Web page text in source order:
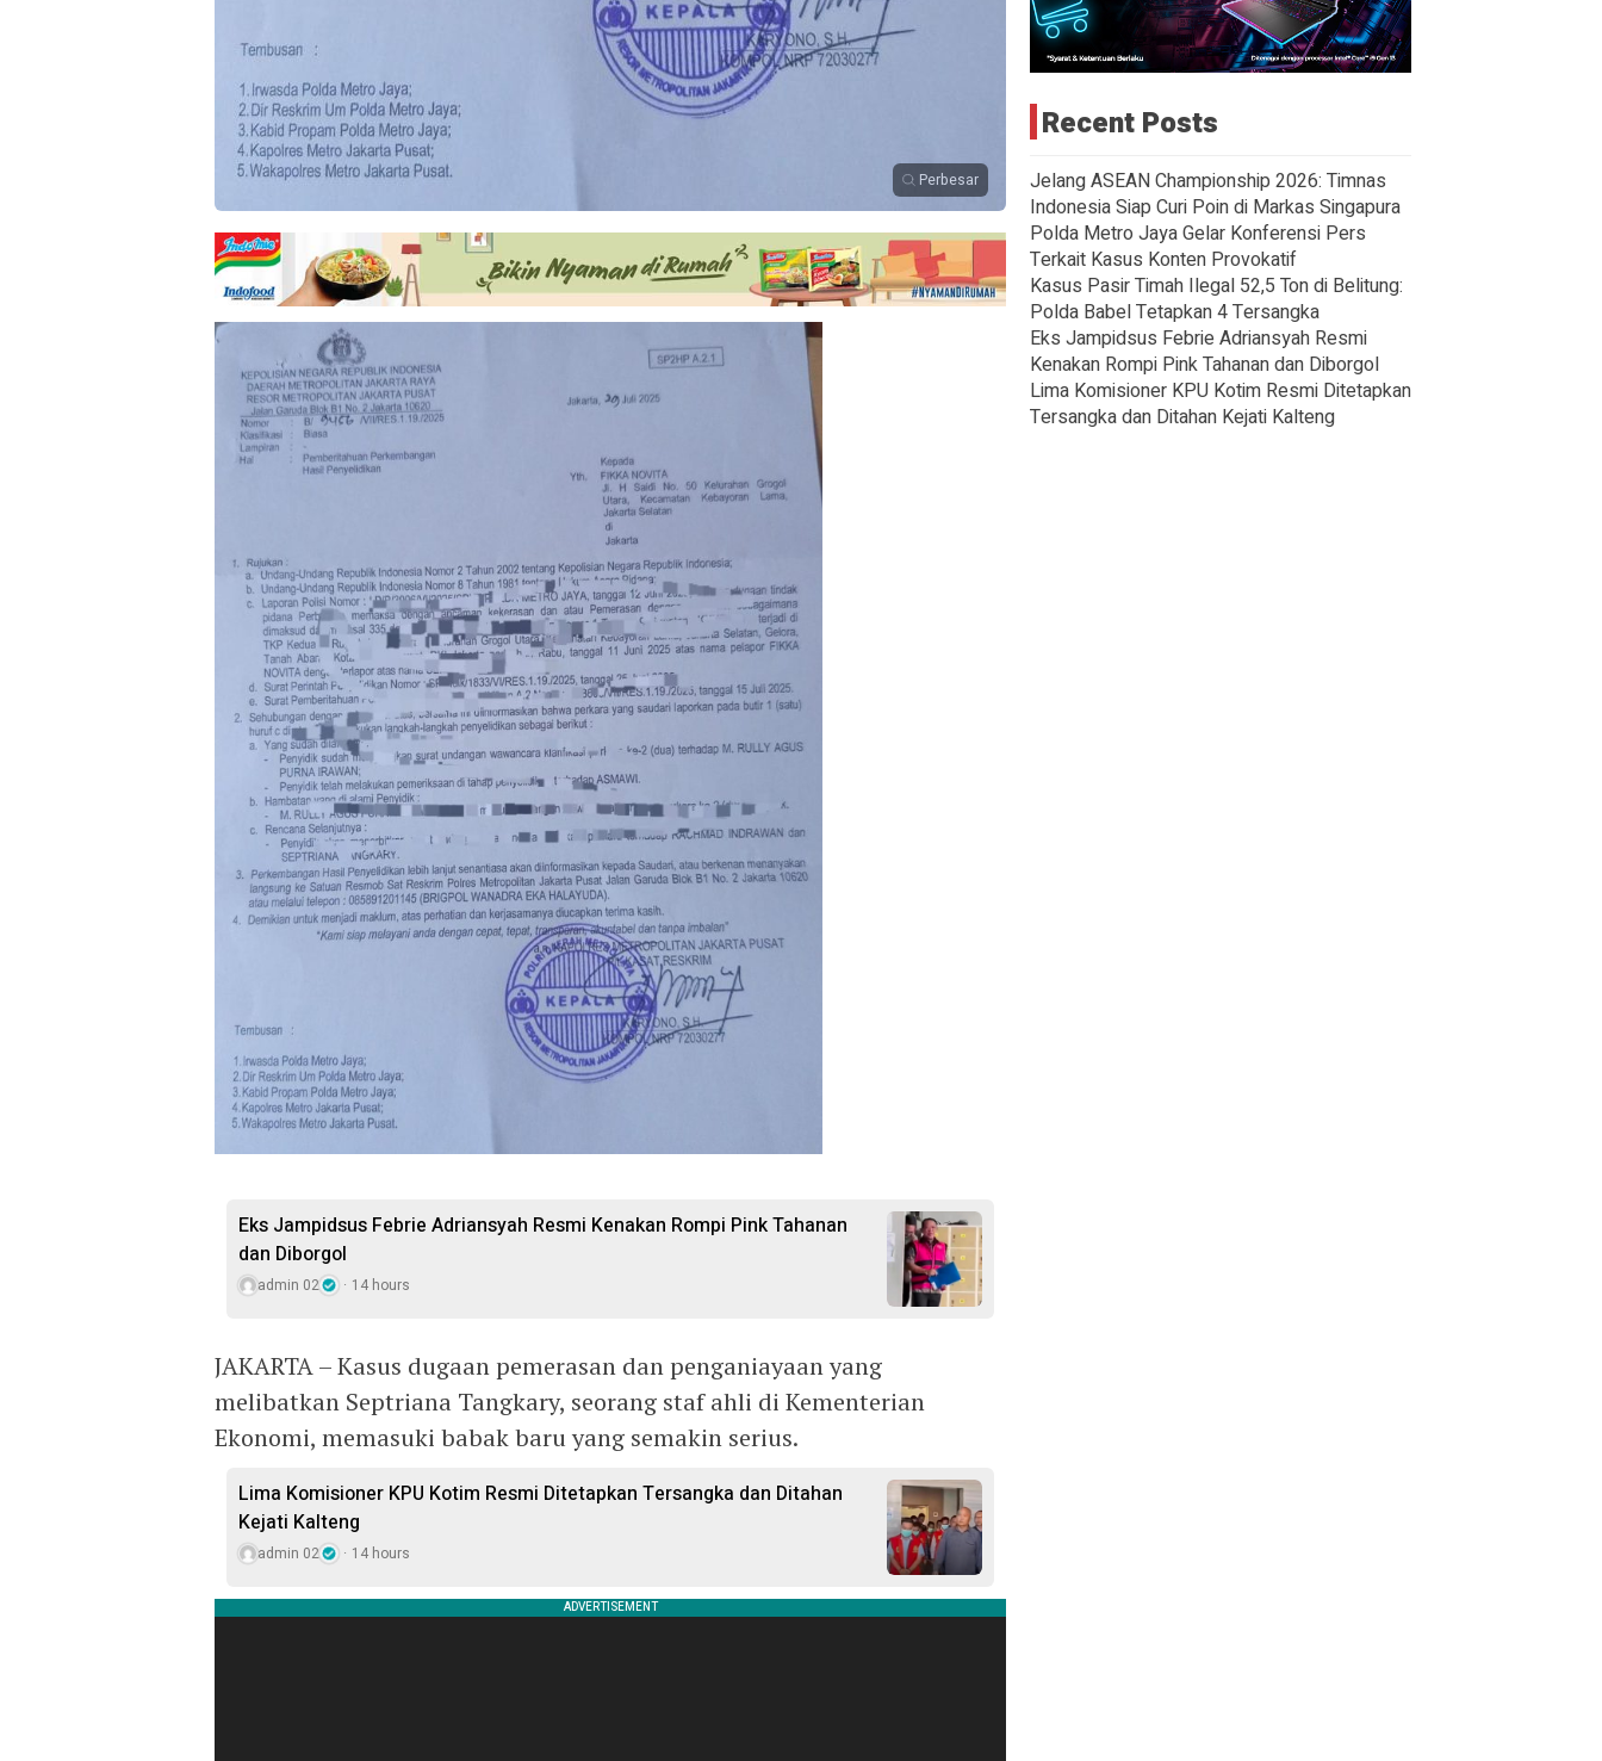
Perbesar
Eks Jampidsus Febrie Adriansyah Resmi Kenakan Rompi Pink Tahanan
dan Diborgol
admin 02 14 hours
JAKARTA – Kasus dugaan pemerasan dan penganiayaan yang
melibatkan Septriana Tangkary, seorang staf ahli di Kementerian
Ekonomi, memasuki babak baru yang semakin serius.
Lima Komisioner KPU Kotim Resmi Ditetapkan Tersangka dan Ditahan
Kejati Kalteng
admin 02 14 hours
Recent Posts
Jelang ASEAN Championship 2026: Timnas
Indonesia Siap Curi Poin di Markas Singapura
Polda Metro Jaya Gelar Konferensi Pers
Terkait Kasus Konten Provokatif
Kasus Pasir Timah Ilegal 52,5 Ton di Belitung:
Polda Babel Tetapkan 4 Tersangka
Eks Jampidsus Febrie Adriansyah Resmi
Kenakan Rompi Pink Tahanan dan Diborgol
Lima Komisioner KPU Kotim Resmi Ditetapkan
Tersangka dan Ditahan Kejati Kalteng